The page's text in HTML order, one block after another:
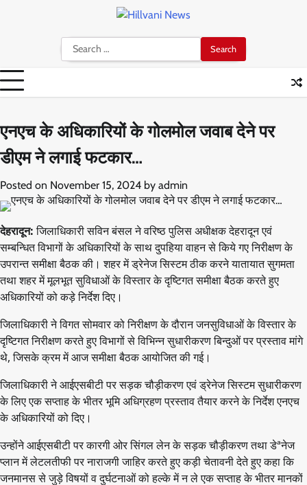
Search
for:
एनएच के अधिकारियों के गोलमोल जवाब देने पर
डीएम ने लगाई फटकार…
Posted on November 15, 2024 by admin
देहरादून:जिलाधिकारी सविन बंसल ने वरिष्ठ पुलिस अधीक्षक देहरादून एवं
सम्बन्धित विभागों के अधिकारियों के साथ दुपहिया वाहन से किये गए निरीक्षण के
उपरान्त समीक्षा बैठक की। शहर में ड्रेनेज सिस्टम ठीक करने यातायात सुगमता
तथा शहर में मूलभूत सुविधाओं के विस्तार के दृष्टिगत समीक्षा बैठक करते हुए
अधिकारियों को कड़े निर्देश दिए।
जिलाधिकारी ने विगत सोमवार को निरीक्षण के दौरान जनसुविधाओं के विस्तार के
दृष्टिगत निरीक्षण करते हुए विभागों से विभिन्न सुधारीकरण बिन्दुओं पर प्रस्ताव मांगे
थे, जिसके क्रम में आज समीक्षा बैठक आयोजित की गई।
जिलाधिकारी ने आईएसबीटी पर सड़क चौड़ीकरण एवं ड्रेनेज सिस्टम सुधारीकरण
के लिए एक सप्ताह के भीतर भूमि अधिग्रहण प्रस्ताव तैयार करने के निर्देश एनएच
के अधिकारियों को दिए।
उन्होंने आईएसबीटी पर कारगी ओर सिंगल लेन के सड़क चौड़ीकरण तथा डेªनेज
प्लान में लेटलतीफी पर नाराजगी जाहिर करते हुए कड़ी चेतावनी देते हुए कहा कि
जनमानस से जुड़े विषयों व दुर्घटनाओं को हल्के में न ले एक सप्ताह के भीतर मानकों